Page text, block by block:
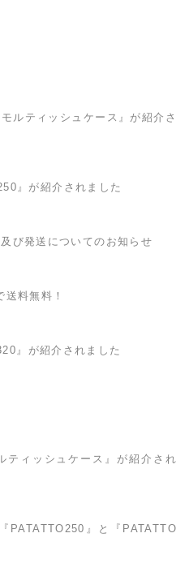
ルティッシュケース』が紹介さ
』が紹介されました
び発送についてのお知らせ
料無料！
』が紹介されました
ティッシュケース』が紹介され
PATATTO250』と『PATATTO